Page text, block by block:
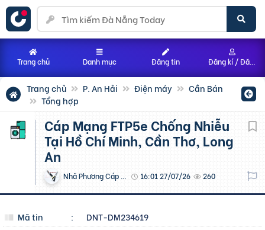
Trang chủ P. An Hải Điện máy
Cần Bán
Tổng hợp
Cáp Mạng FTP5e Chống Nhiễu
Tại Hồ Chí Minh, Cần Thơ, Long
An
16:01 27/07/26 260
Mã tin :
DNT-DM234619
Trang chủ Danh mục Đăng tin